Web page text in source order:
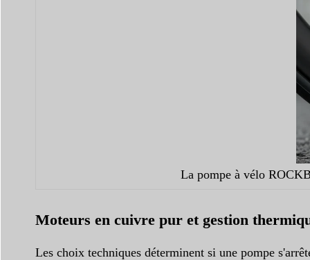
La pompe à vélo
Moteurs en cuivre pur et gestion
Les choix techniques déterminent si une pompe